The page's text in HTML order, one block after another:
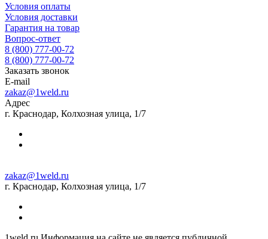
Условия оплаты
Условия доставки
Гарантия на товар
Вопрос-ответ
8 (800) 777-00-72
8 (800) 777-00-72
Заказать звонок
E-mail
zakaz@1weld.ru
Адрес
г. Краснодар, Колхозная улица, 1/7
zakaz@1weld.ru
г. Краснодар, Колхозная улица, 1/7